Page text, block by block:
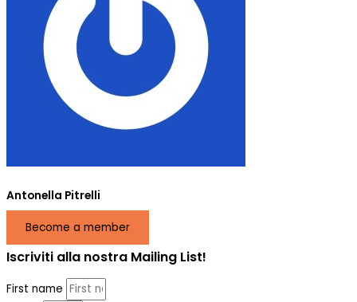
Antonella Pitrelli
Become a member
Iscriviti alla nostra Mailing List!
First name